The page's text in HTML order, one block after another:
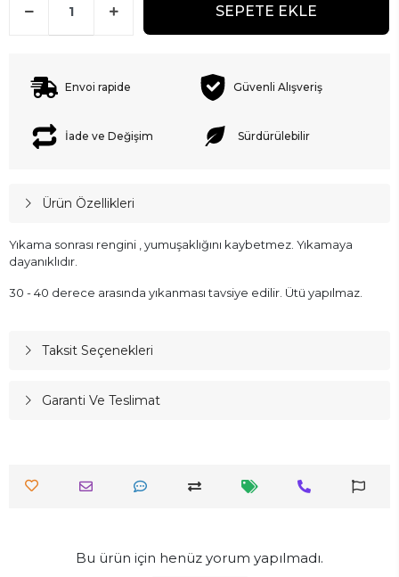
SEPETE EKLE
Envoi rapide Güvenli Alışveriş
İade ve Değişim Sürdürülebilir
Ürün Özellikleri
Yıkama sonrası rengini , yumuşaklığını kaybetmez. Yıkamaya
dayanıklıdır.
30 - 40 derece arasında yıkanması tavsiye edilir. Ütü yapılmaz.
Taksit Seçenekleri
Garanti Ve Teslimat
Bu ürün için henüz yorum yapılmadı.